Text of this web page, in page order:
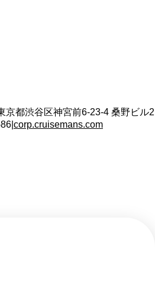
京都渋谷区神宮前6-23-4 桑野ビル2
corp.cruisemans.com